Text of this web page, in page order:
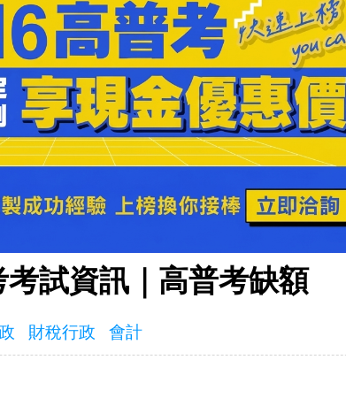
考試資訊｜高普考缺額
財稅行政 會計